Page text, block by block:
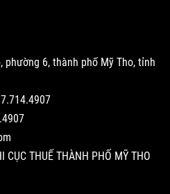
phường 6, thành phố Mỹ Tho, tỉnh
CỤC THUẾ THÀNH PHỐ MỸ THO